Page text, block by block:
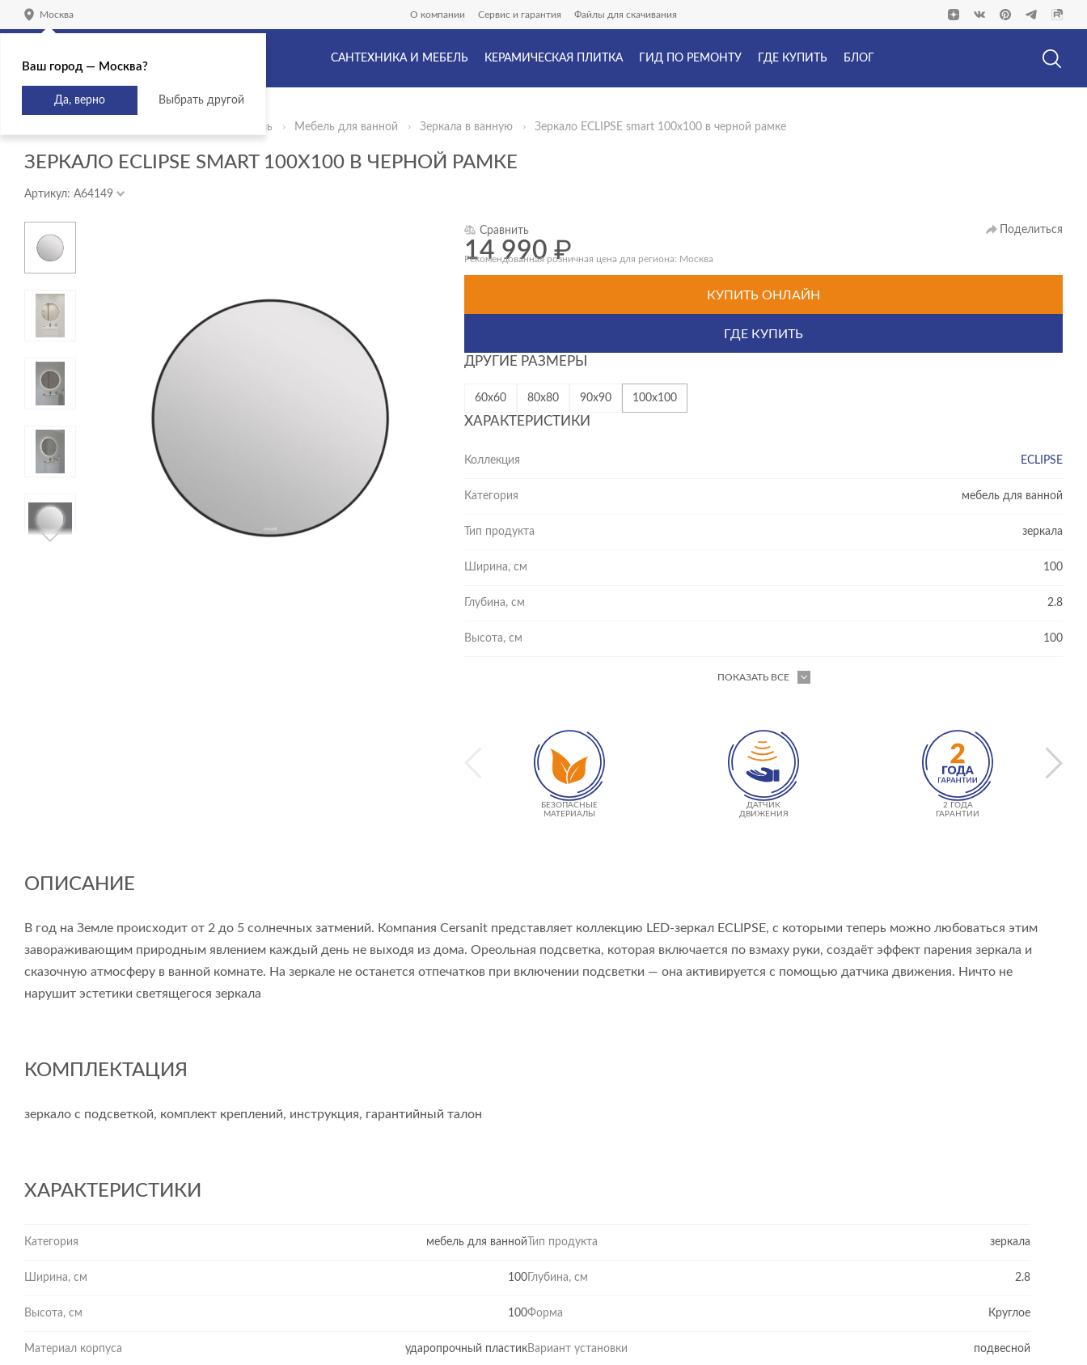
Москва О компании Сервис и гарантия Файлы для скачивания
САНТЕХНИКА И МЕБЕЛЬ КЕРАМИЧЕСКАЯ ПЛИТКА ГИД ПО РЕМОНТУ ГДЕ КУПИТЬ БЛОГ
Сантехника и мебель Мебель для ванной Зеркала в ванную Зеркало ECLIPSE smart 100x100 в черной рамке
ЗЕРКАЛО ECLIPSE SMART 100X100 В ЧЕРНОЙ РАМКЕ
Артикул: A64149
ХАРАКТЕРИСТИКИ
Коллекция ECLIPSE
Категория мебель для ванной
Тип продукта зеркала
Ширина, см 100
Глубина, см 2.8
Высота, см 100
ПОКАЗАТЬ ВСЕ
ДРУГИЕ РАЗМЕРЫ
60х60 80х80 90х90 100х100
Сравнить Поделиться
14 990₽
Рекомендованная розничная цена для региона: Москва
КУПИТЬ ОНЛАЙН
ГДЕ КУПИТЬ
БЕЗОПАСНЫЕ
МАТЕРИАЛЫ
ДАТЧИК
ДВИЖЕНИЯ
2 ГОДА
ГАРАНТИИ
ОПИСАНИЕ
В год на Земле происходит от 2 до 5 солнечных затмений. Компания Cersanit представляет коллекцию LED-зеркал ECLIPSE, с которыми теперь можно любоваться этим
завораживающим природным явлением каждый день не выходя из дома. Ореольная подсветка, которая включается по взмаху руки, создаёт эффект парения зеркала и
сказочную атмосферу в ванной комнате. На зеркале не останется отпечатков при включении подсветки — она активируется с помощью датчика движения. Ничто не
нарушит эстетики светящегося зеркала
КОМПЛЕКТАЦИЯ
зеркало с подсветкой, комплект креплений, инструкция, гарантийный талон
ХАРАКТЕРИСТИКИ
Категория мебель для ванной Тип продукта зеркала
Ширина, см 100 Глубина, см 2.8
Высота, см 100Форма Круглое
Материал корпуса ударопрочный пластикВариант установки подвесной
Ваш город — Москва?
Да, верно Выбрать другой